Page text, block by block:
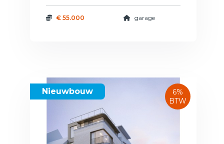
€ 55.000 garage
Nieuwbouw
6%
BTW